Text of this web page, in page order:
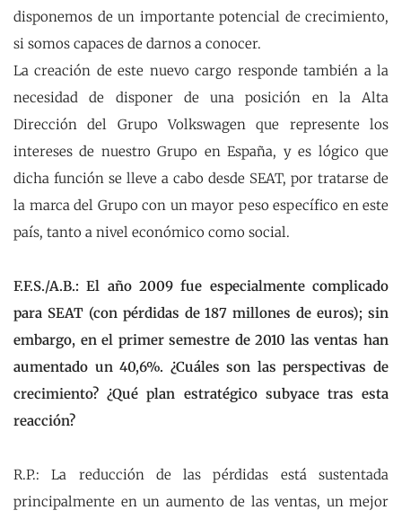
disponemos de un importante potencial de crecimiento,
si somos capaces de darnos a conocer.
La creación de este nuevo cargo responde también a la
necesidad de disponer de una posición en la Alta
Dirección del Grupo Volkswagen que represente los
intereses de nuestro Grupo en España, y es lógico que
dicha función se lleve a cabo desde SEAT, por tratarse de
la marca del Grupo con un mayor peso específico en este
país, tanto a nivel económico como social.
F.F.S./A.B.: El año 2009 fue especialmente complicado
para SEAT (con pérdidas de 187 millones de euros); sin
embargo, en el primer semestre de 2010 las ventas han
aumentado un 40,6%. ¿Cuáles son las perspectivas de
crecimiento? ¿Qué plan estratégico subyace tras esta
reacción?
R.P.: La reducción de las pérdidas está sustentada
principalmente en un aumento de las ventas, un mejor